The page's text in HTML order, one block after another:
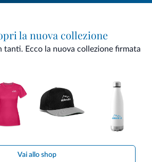
la nuova collezione
tanti. Ecco la nuova collezione firmata
Vai allo shop